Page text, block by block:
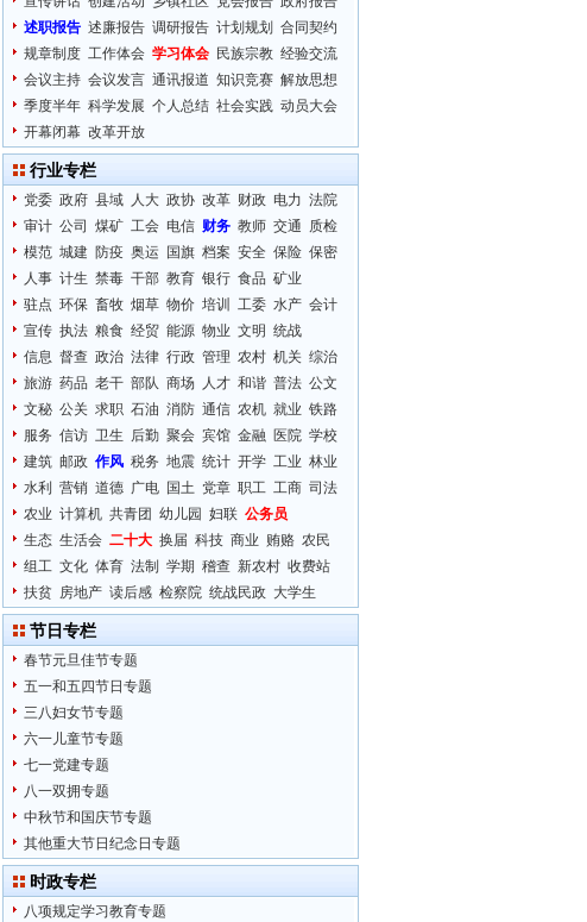
述职报告 述廉报告 调研报告 计划规划
合同契约
规章制度 工作体会 学习体会 民族宗教 经验交流
会议主持 会议发言 通讯报道 知识竞赛 解放思想
季度半年 科学发展 个人总结 社会实践 动员大会
开幕闭幕 改革开放
行业专栏
党委 政府 县域 人大 政协 改革 财政 电力 法院
审计 公司 煤矿 工会 电信 财务 教师 交通 质检
模范 城建 防疫 奥运 国旗 档案 安全 保险 保密
人事 计生 禁毒 干部 教育 银行 食品 矿业
驻点 环保 畜牧 烟草 物价 培训 工委 水产 会计
宣传 执法 粮食 经贸 能源 物业 文明 统战
信息 督查 政治 法律 行政 管理 农村 机关 综治
旅游 药品 老干 部队 商场 人才 和谐 普法 公文
文秘 公关 求职 石油 消防 通信 农机 就业 铁路
服务 信访 卫生 后勤 聚会 宾馆 金融 医院 学校
建筑 邮政 作风 税务 地震 统计 开学 工业 林业
水利
营销 道德 广电 国土 党章 职工 工商 司法
农业 计算机 共青团 幼儿园 妇联 公务员
生态 生活会 二十大 换届 科技 商业 贿赂 农民
组工 文化 体育 法制 学期 稽查 新农村 收费站
扶贫 房地产 读后感 检察院 统战民政 大学生
节日专栏
春节元旦佳节专题
五一和五四节日专题
三八妇女节专题
六一儿童节专题
七一党建专题
八一双拥专题
中秋节和国庆节专题
其他重大节日纪念日专题
时政专栏
八项规定学习教育专题